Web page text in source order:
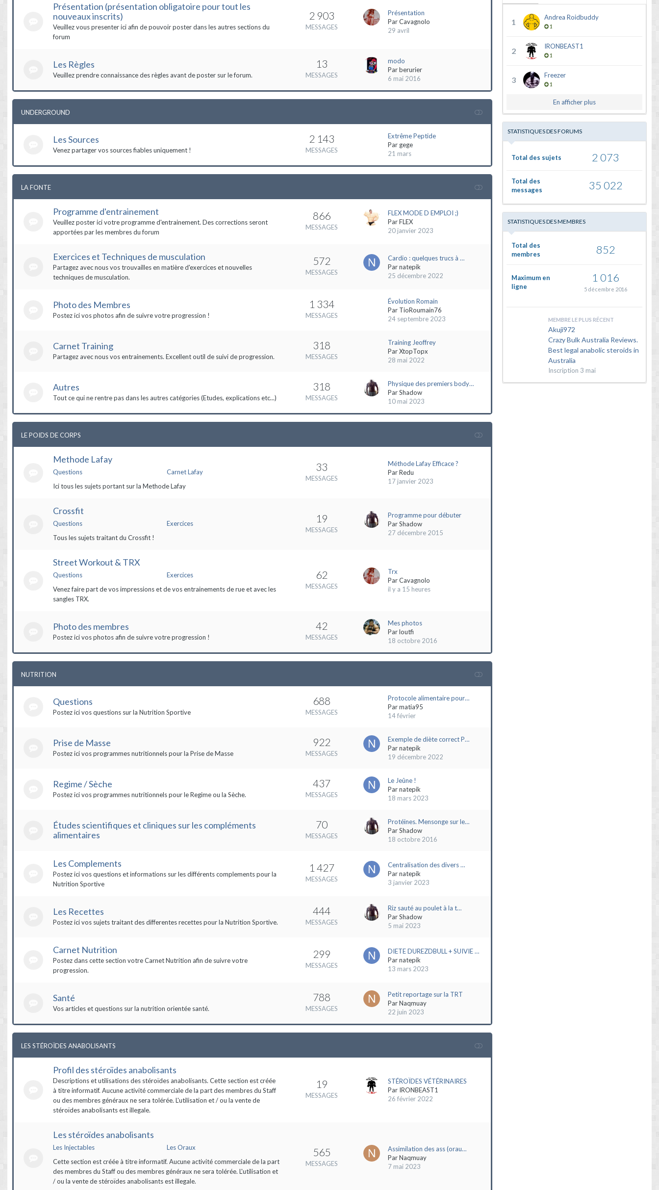
Présentation (présentation obligatoire pour tout les
nouveaux inscrits)
Veuillez vous presenter ici afin de pouvoir poster dans les autres sections du
forum
2 903
MESSAGES
Présentation
ParCavagnolo
29 avril
Les Règles
Veuillez prendre connaissance des règles avant de poster sur le forum.
13
MESSAGES
modo
Parberurier
6 mai 2016
UNDERGROUND
Les Sources
Venez partager vos sources fiables uniquement !
2 143
MESSAGES
Extrême Peptide
Par gege
21 mars
LA FONTE
Programme d'entrainement
Veuillez poster ici votre programme d'entrainement. Des corrections seront
apportées par les membres du forum
866
MESSAGES
FLEX MODE D EMPLOI ;)
ParFLEX
20 janvier 2023
Exercices et Techniques de musculation
Partagez avec nous vos trouvailles en matière d'exercices et nouvelles
techniques de musculation.
572
MESSAGES
Cardio : quelques trucs à …
Parnatepik
25 décembre 2022
Photo des Membres
Postez ici vos photos afin de suivre votre progression !
1 334
MESSAGES
Évolution Romain
Par TioRoumain76
24 septembre 2023
Carnet Training
Partagez avec nous vos entrainements. Excellent outil de suivi de progression.
318
MESSAGES
Training Jeoffrey
ParXtopTopx
28 mai 2022
Autres
Tout ce qui ne rentre pas dans les autres catégories (Etudes, explications etc...)
318
MESSAGES
Physique des premiers body…
ParShadow
10 mai 2023
LE POIDS DE CORPS
Methode Lafay
Questions
Carnet Lafay
Ici tous les sujets portant sur la Methode Lafay
33
MESSAGES
Méthode Lafay Efficace ?
ParRedu
17 janvier 2023
Crossfit
Questions
Exercices
Tous les sujets traitant du Crossfit !
19
MESSAGES
Programme pour débuter
ParShadow
27 décembre 2015
Street Workout & TRX
Questions
Exercices
Venez faire part de vos impressions et de vos entrainements de rue et avec les
sangles TRX.
62
MESSAGES
Trx
ParCavagnolo
il y a 15 heures
Photo des membres
Postez ici vos photos afin de suivre votre progression !
42
MESSAGES
Mes photos
Parloutfi
18 octobre 2016
NUTRITION
Questions
Postez ici vos questions sur la Nutrition Sportive
688
MESSAGES
Protocole alimentaire pour…
Parmatia95
14 février
Prise de Masse
Postez ici vos programmes nutritionnels pour la Prise de Masse
922
MESSAGES
Exemple de diète correct P…
Parnatepik
19 décembre 2022
Regime / Sèche
Postez ici vos programmes nutritionnels pour le Regime ou la Sèche.
437
MESSAGES
Le Jeûne !
Parnatepik
18 mars 2023
Études scientifiques et cliniques sur les compléments
alimentaires
70
MESSAGES
Protéines. Mensonge sur le…
ParShadow
18 octobre 2016
Les Complements
Postez ici vos questions et informations sur les différents complements pour la
Nutrition Sportive
1 427
MESSAGES
Centralisation des divers …
Parnatepik
3 janvier 2023
Les Recettes
Postez ici vos sujets traitant des differentes recettes pour la Nutrition Sportive.
444
MESSAGES
Riz sauté au poulet à la t…
ParShadow
5 mai 2023
Carnet Nutrition
Postez dans cette section votre Carnet Nutrition afin de suivre votre
progression.
299
MESSAGES
DIETE DUREZDBULL + SUIVIE …
Parnatepik
13 mars 2023
Santé
Vos articles et questions sur la nutrition orientée santé.
788
MESSAGES
Petit reportage sur la TRT
ParNaqmuay
22 juin 2023
LES STÉROÏDES ANABOLISANTS
Profil des stéroïdes anabolisants
Descriptions et utilisations des stéroïdes anabolisants. Cette section est créée
à titre informatif. Aucune activité commerciale de la part des membres du Staff
ou des membres généraux ne sera tolérée. L'utilisation et / ou la vente de
stéroïdes anabolisants est illegale.
19
MESSAGES
STÉROÏDES VÉTÉRINAIRES
Par IRONBEAST1
26 février 2022
Les stéroïdes anabolisants
Les Injectables
Les Oraux
Cette section est créée à titre informatif. Aucune activité commerciale de la part
des membres du Staff ou des membres généraux ne sera tolérée. L'utilisation et
/ ou la vente de stéroïdes anabolisants est illegale.
565
MESSAGES
Assimilation des ass (orau…
ParNaqmuay
7 mai 2023
1 Andrea Roidbuddy
1
2 IRONBEAST1
1
3 Freezer
1
En afficher plus
STATISTIQUES DES FORUMS
Total des sujets 2 073
Total des
messages
35 022
STATISTIQUES DES MEMBRES
Total des
membres
852
Maximum en
ligne
1 016
5 décembre 2016
MEMBRE LE PLUS RÉCENT
Akuji972
Crazy Bulk Australia Reviews.
Best legal anabolic steroids in
Australia
Inscription 3 mai